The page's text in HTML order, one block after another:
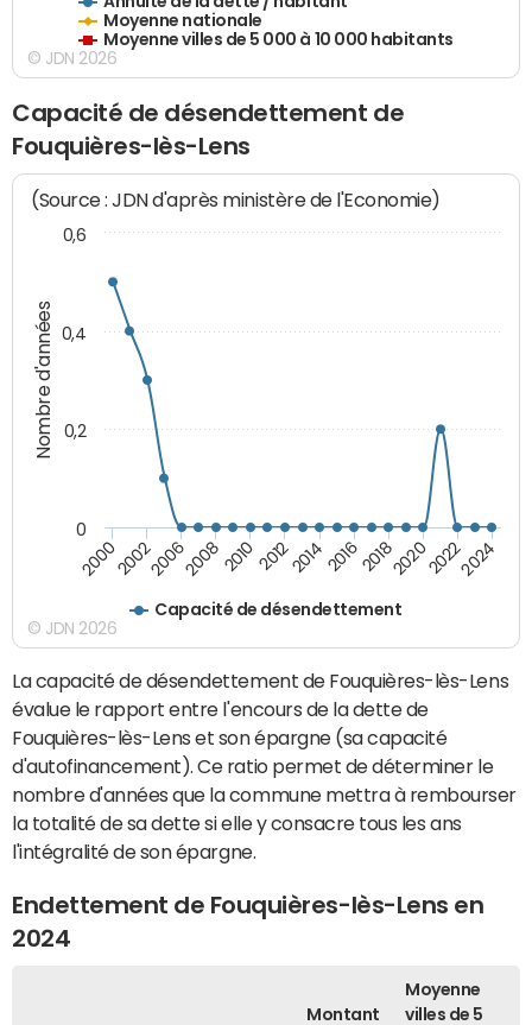
Moyenne nationale
Moyenne villes de 5 000 à 10 000 habitants
© JDN 2026
Capacité de désendettement de
Fouquières-lès-Lens
Nombre d'années
(Source : JDN d'après ministère de l'Economie)
Capacité de désendettement
20002002200620082010 2012201420162018202020222024
0
0,2
0,4
0,6
© JDN 2026
La capacité de désendettement de Fouquières-lès-Lens
évalue le rapport entre l'encours de la dette de
Fouquières-lès-Lens et son épargne (sa capacité
d'autofinancement). Ce ratio permet de déterminer le
nombre d'années que la commune mettra à rembourser
la totalité de sa dette si elle y consacre tous les ans
l'intégralité de son épargne.
Endettement de Fouquières-lès-Lens en
2024
Montant
Moyenne
villes de 5